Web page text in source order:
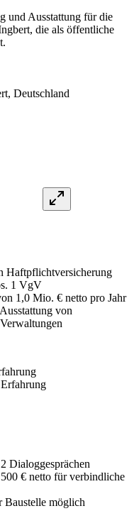
und Ausstattung für die
die als öffentliche
Deutschland
Haftpflichtversicherung
1 VgV
1,0 Mio. € netto pro Jahr
von
Dialoggesprächen
€ netto für verbindliche
Baustelle möglich